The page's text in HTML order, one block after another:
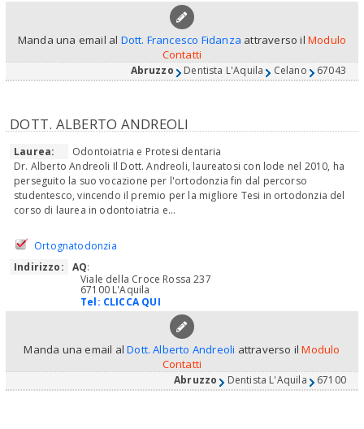
Manda una email al Dott. Francesco Fidanza attraverso ilModulo
Contatti
Abruzzo Dentista L'Aquila Celano 67043
DOTT. ALBERTO ANDREOLI
Laurea:
Odontoiatria e Protesi dentaria
Dr. Alberto Andreoli Il Dott. Andreoli, laureatosi con lode nel 2010, ha
perseguito la suo vocazione per l'ortodonzia fin dal percorso
studentesco, vincendo il premio per la migliore Tesi in ortodonzia del
corso di laurea in odontoiatria e...
Ortognatodonzia
Indirizzo:
AQ:
Viale della Croce Rossa 237
67100 L'Aquila
Tel: CLICCA QUI
Manda una email alDott. Alberto Andreoli attraverso ilModulo
Contatti
Abruzzo Dentista L'Aquila 67100